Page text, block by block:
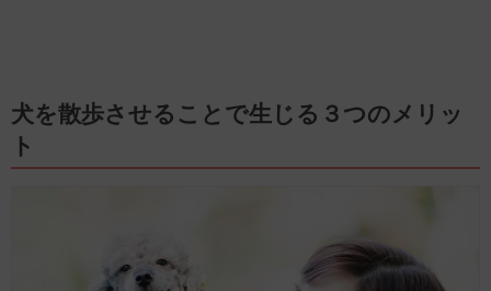
犬を散歩させることで生じる３つのメリッ
ト